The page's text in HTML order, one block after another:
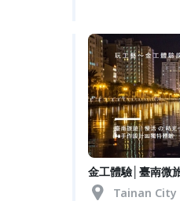
金工體驗│臺南微
Tainan City